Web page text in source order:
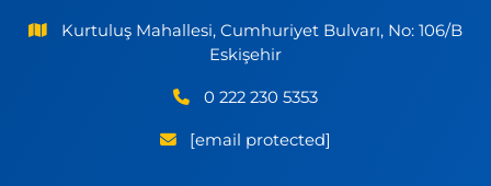
Kurtuluş Mahallesi, Cumhuriyet Bulvarı, No: 106/B
Eskişehir
0 222 230 5353
[email protected]